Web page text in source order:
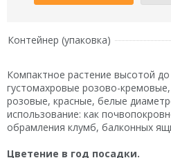
Контейнер (упаковка)
Компактное растение высотой
густомахровые розово-
розовые, красные, белые
использование: как
обрамления клумб, балконных
Цветение в год посадки.